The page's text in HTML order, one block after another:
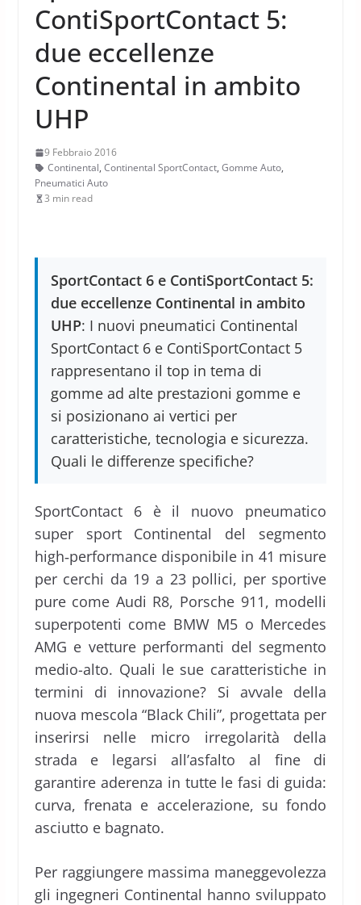
ContiSportContact 5:
due eccellenze
Continental in ambito
UHP
9 Febbraio 2016
Continental, Continental SportContact, Gomme Auto,
Pneumatici Auto
3 min read
SportContact 6 e ContiSportContact 5:
due eccellenze Continental in ambito
UHP: I nuovi pneumatici Continental
SportContact 6 e ContiSportContact 5
rappresentano il top in tema di
gomme ad alte prestazioni gomme e
si posizionano ai vertici per
caratteristiche, tecnologia e sicurezza.
Quali le differenze specifiche?
SportContact 6 è il nuovo pneumatico
super sport Continental del segmento
high‑performance disponibile in 41 misure
per cerchi da 19 a 23 pollici, per sportive
pure come Audi R8, Porsche 911, modelli
superpotenti come BMW M5 o Mercedes
AMG e vetture performanti del segmento
medio-alto. Quali le sue caratteristiche in
termini di innovazione? Si avvale della
nuova mescola “Black Chili”, progettata per
inserirsi nelle micro irregolarità della
strada e legarsi all’asfalto al fine di
garantire aderenza in tutte le fasi di guida:
curva, frenata e accelerazione, su fondo
asciutto e bagnato.
Per raggiungere massima maneggevolezza
gli ingegneri Continental hanno sviluppato